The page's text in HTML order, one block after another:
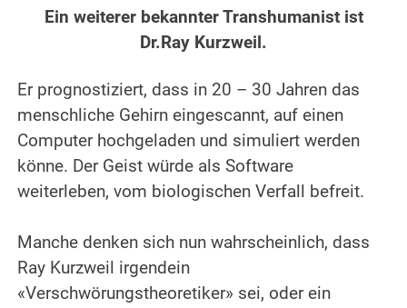
Ein weiterer bekannter Transhumanist ist
Dr.Ray Kurzweil.
Er prognostiziert, dass in 20 – 30 Jahren das
menschliche Gehirn eingescannt, auf einen
Computer hochgeladen und simuliert werden
könne. Der Geist würde als Software
weiterleben, vom biologischen Verfall befreit.
Manche denken sich nun wahrscheinlich, dass
Ray Kurzweil irgendein
«Verschwörungstheoretiker» sei, oder ein